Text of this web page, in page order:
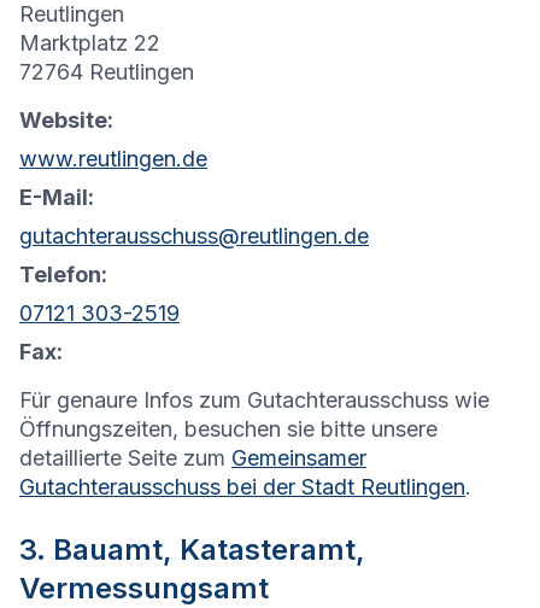
Reutlingen
Marktplatz 22
72764 Reutlingen
Website:
www.reutlingen.de
E-Mail:
gutachterausschuss@reutlingen.de
Telefon:
07121 303-2519
Fax:
Für genaure Infos zum Gutachterausschuss wie
Öffnungszeiten, besuchen sie bitte unsere
detaillierte Seite zum Gemeinsamer
Gutachterausschuss bei der Stadt Reutlingen.
3. Bauamt, Katasteramt,
Vermessungsamt